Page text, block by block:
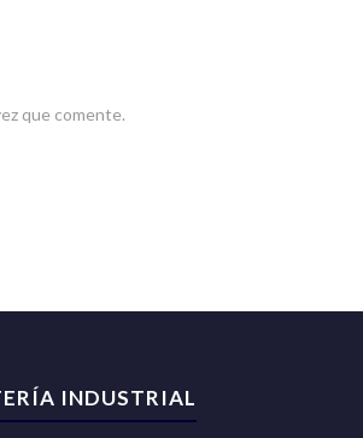
que comente.
INDUSTRIAL